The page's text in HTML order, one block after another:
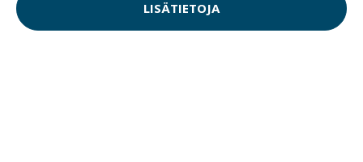
LISÄTIETOJA